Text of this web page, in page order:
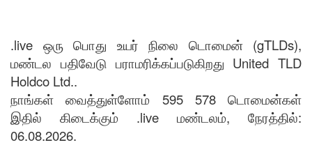
.live ஒரு பொது உயர் நிலை டொமைன் (gTLDs),
மண்டல பதிவேடு பராமரிக்கப்படுகிறது United TLD
Holdco Ltd..
நாங்கள் வைத்துள்ளோம் 595 578 டொமைன்கள்
இதில் கிடைக்கும் .live மண்டலம், நேரத்தில்:
06.08.2026.